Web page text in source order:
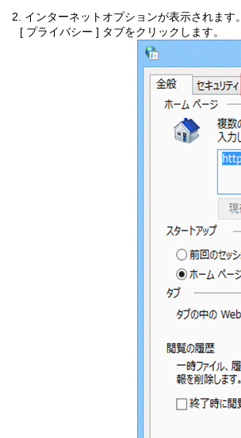
2. インターネットオプションが表示されます。
[ プライバシー ] タブをクリックします。